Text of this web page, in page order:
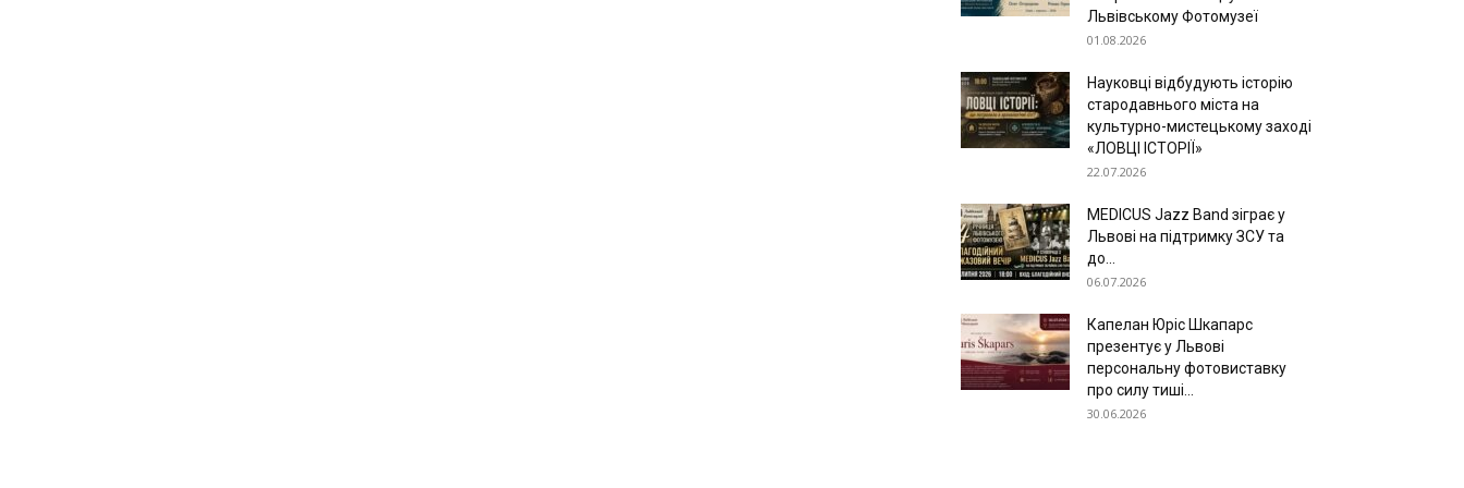
Львівському Фотомузеї
01.08.2026
Науковці відбудують історію
стародавнього міста на
культурно-мистецькому заході
«ЛОВЦІ ІСТОРІЇ»
22.07.2026
MEDICUS Jazz Band зіграє у
Львові на підтримку ЗСУ та
до...
06.07.2026
Капелан Юріс Шкапарс
презентує у Львові
персональну фотовиставку
про силу тиші...
30.06.2026